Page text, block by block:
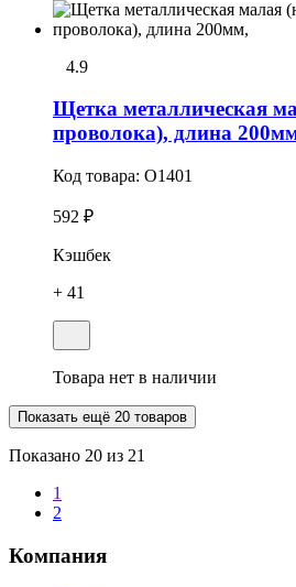
4.9
Щетка металлическая
проволока), длина
Код товара: O1401
592 ₽
Кэшбек
+ 41
Товара нет в наличии
Показать ещё 20 товаров
Показано 20 из 21
1
2
Компания